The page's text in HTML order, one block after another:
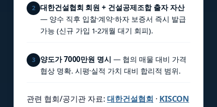
2
대한건설협회 회원 + 건설공제조합 출자 자산
— 양수 직후 입찰·계약·하자 보증서 즉시 발급
가능 (신규 가입 1-2개월 대기 회피).
3 양도가 7000만원 명시 — 협의 매물 대비 가격
협상 명확. 시평·실적 가치 대비 합리적 범위.
관련 협회/공기관 자료:대한건설협회 · KISCON